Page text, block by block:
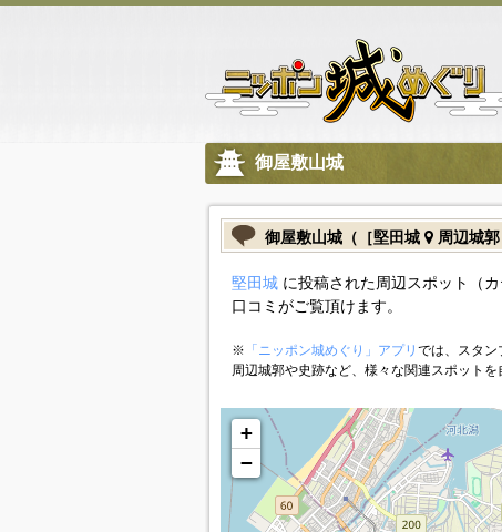
御屋敷山城
御屋敷山城（［堅田城 周辺城郭
堅田城に投稿された周辺スポット（
口コミがご覧頂けます。
※ 「ニッポン城めぐり」アプリ では、スタン
周辺城郭や史跡など、様々な関連スポットを
+
−